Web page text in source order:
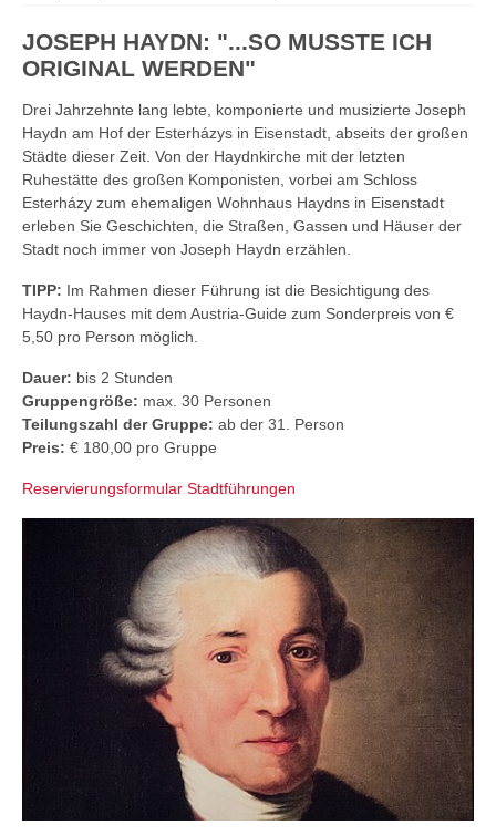
JOSEPH HAYDN: "...SO MUSSTE ICH
ORIGINAL WERDEN"
Drei Jahrzehnte lang lebte, komponierte und musizierte Joseph
Haydn am Hof der Esterházys in Eisenstadt, abseits der großen
Städte dieser Zeit. Von der Haydnkirche mit der letzten
Ruhestätte des großen Komponisten, vorbei am Schloss
Esterházy zum ehemaligen Wohnhaus Haydns in Eisenstadt
erleben Sie Geschichten, die Straßen, Gassen und Häuser der
Stadt noch immer von Joseph Haydn erzählen.
TIPP: Im Rahmen dieser Führung ist die Besichtigung des
Haydn-Hauses mit dem Austria-Guide zum Sonderpreis von €
5,50 pro Person möglich.
Dauer: bis 2 Stunden
Gruppengröße: max. 30 Personen
Teilungszahl der Gruppe: ab der 31. Person
Preis: € 180,00 pro Gruppe
Reservierungsformular Stadtführungen